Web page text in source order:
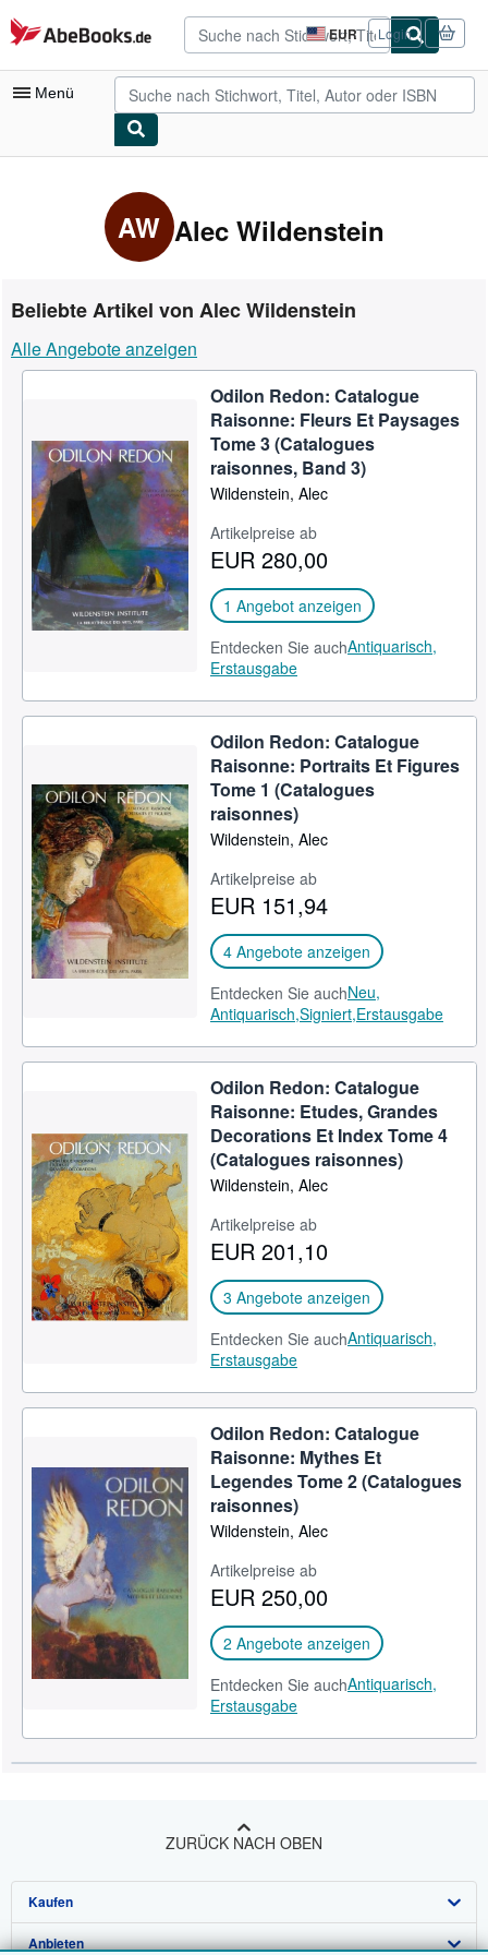
Zum Hauptinhalt
AbeBooks.de EUR
Seite
der
Einkaufseinstellungen.
Login
Menü
Meine Bestellungen
Kunst & Sammlerstücke
Verkäufer werden
Hilfe
AW Alec Wildenstein
Beliebte Artikel von Alec Wildenstein
Alle Angebote anzeigen
Odilon Redon: Catalogue
Raisonne: Fleurs Et Paysages
Tome 3 (Catalogues
raisonnes, Band 3)
Wildenstein, Alec
Artikelpreise ab
EUR 280,00
1 Angebot anzeigen
Entdecken Sie auchAntiquarisch,
Erstausgabe
Odilon Redon: Catalogue
Raisonne: Portraits Et Figures
Tome 1 (Catalogues
raisonnes)
Wildenstein, Alec
Artikelpreise ab
EUR 151,94
4 Angebote anzeigen
Entdecken Sie auchNeu,
Antiquarisch,Signiert,Erstausgabe
Odilon Redon: Catalogue
Raisonne: Etudes, Grandes
Decorations Et Index Tome 4
(Catalogues raisonnes)
Wildenstein, Alec
Artikelpreise ab
EUR 201,10
3 Angebote anzeigen
Entdecken Sie auchAntiquarisch,
Erstausgabe
Odilon Redon: Catalogue
Raisonne: Mythes Et
Legendes Tome 2 (Catalogues
raisonnes)
Wildenstein, Alec
Artikelpreise ab
EUR 250,00
2 Angebote anzeigen
Entdecken Sie auchAntiquarisch,
Erstausgabe
ZURÜCK NACH OBEN
Kaufen
Detailsuche
Anbieten